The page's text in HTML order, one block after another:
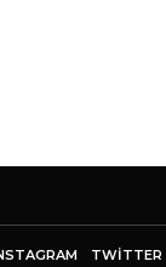
TWITTER